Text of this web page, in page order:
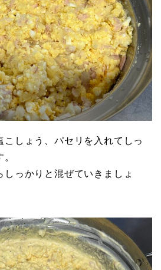
こしょう、パセリを入れてしっ
っかりと混ぜていきましょ